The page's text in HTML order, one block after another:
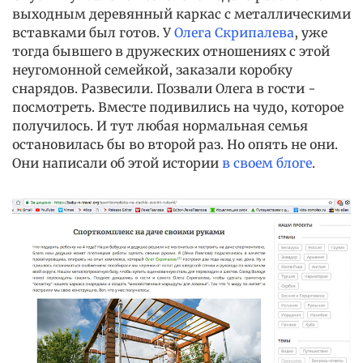
выходным деревянный каркас с металлическими
вставками был готов. У Олега Скрипалева, уже
тогда бывшего в дружеских отношениях с этой
неугомонной семейкой, заказали коробку
снарядов. Развесили. Позвали Олега в гости -
посмотреть. Вместе подивились на чудо, которое
получилось. И тут любая нормальная семья
остановилась бы во второй раз. Но опять не они.
Они написали об этой истории в своем блоге.